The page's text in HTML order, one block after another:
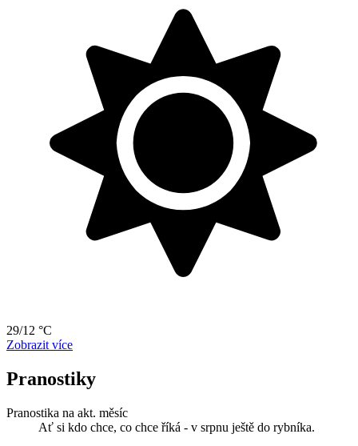
29/12 °C
Zobrazit více
Pranostiky
Pranostika na akt. měsíc
Ať si kdo chce, co chce říká - v srpnu ještě do rybníka.